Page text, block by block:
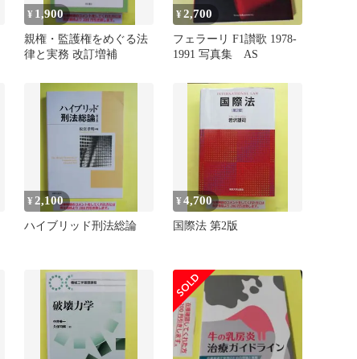
¥ 1,900
親権・監護権をめぐる法
律と実務 改訂増補
¥2,700
フェラーリ F1讃歌 1978-
1991 写真集 AS
¥2,100
ハイブリッド刑法総論
¥4,700
国際法 第2版